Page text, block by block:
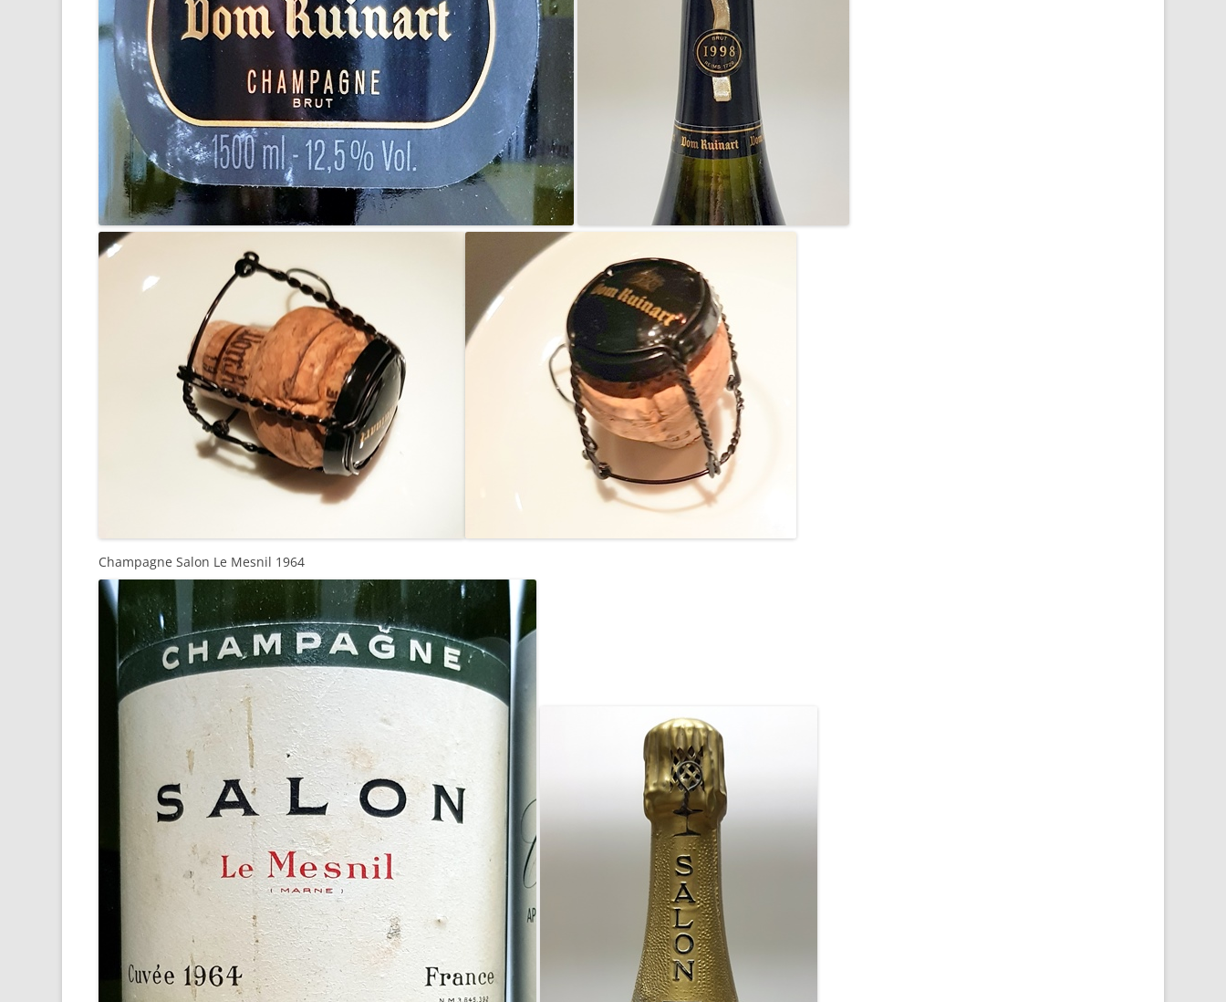
Champagne Salon Le Mesnil 1964